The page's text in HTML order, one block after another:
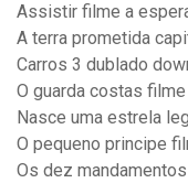
Assistir filme a
A terra prometida
Carros 3 dublado
O guarda costas
Nasce uma estrela
O pequeno principe
Os dez